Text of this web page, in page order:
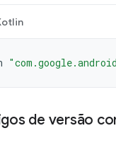
de versão